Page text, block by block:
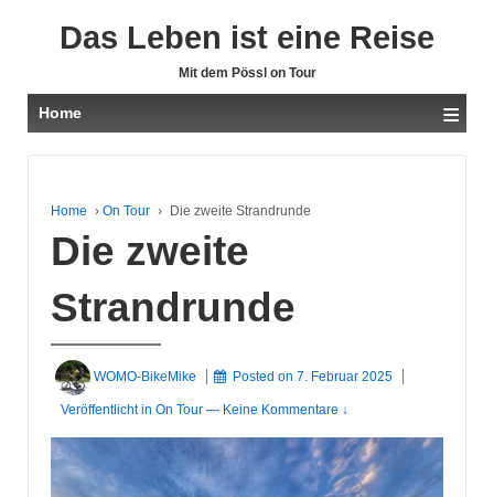
Das Leben ist eine Reise
Mit dem Pössl on Tour
Home ≡
Home › On Tour › Die zweite Strandrunde
Die zweite
Strandrunde
WOMO-BikeMike Posted on7. Februar 2025
Veröffentlicht in On Tour — Keine Kommentare ↓